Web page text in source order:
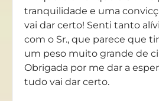
tranquilidade e uma
vai dar certo! Senti tanto
com o Sr., que parece que
um peso muito grande de
Obrigada por me dar a
tudo vai dar certo.